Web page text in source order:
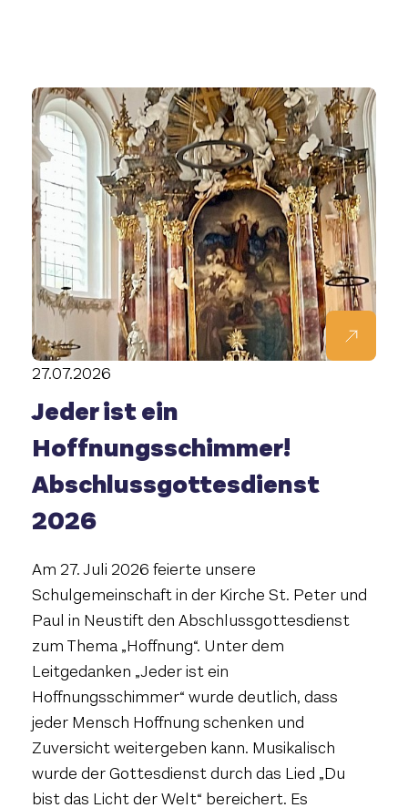
27.07.2026
Jeder ist ein
Hoffnungsschimmer!
Abschlussgottesdienst
2026
Am 27. Juli 2026 feierte unsere
Schulgemeinschaft in der Kirche St. Peter und
Paul in Neustift den Abschlussgottesdienst
zum Thema „Hoffnung“. Unter dem
Leitgedanken „Jeder ist ein
Hoffnungsschimmer“ wurde deutlich, dass
jeder Mensch Hoffnung schenken und
Zuversicht weitergeben kann. Musikalisch
wurde der Gottesdienst durch das Lied „Du
bist das Licht der Welt“ bereichert. Es